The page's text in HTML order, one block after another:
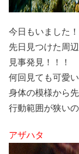
今日もいました
先日見つけた周
見事発見！！！
何回見ても可愛
身体の模様から
行動範囲が狭い
アザハタ